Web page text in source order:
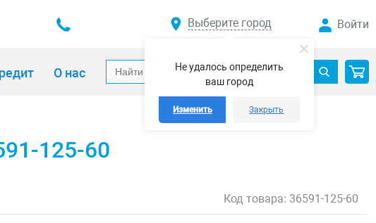
Не удалось определить
ваш город
Изменить Закрыть
Выберите город Войти
О нас
125-60
Код товара: 36591-125-60